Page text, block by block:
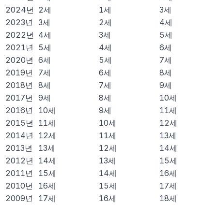
2024년 2세 1세 3세
2023년 3세 2세 4세
2022 년 4세 3세 5세
2021년 5세 4세 6세
2020년 6세 5세 7세
2019년 7세 6세 8세
2018년 8세 7세 9세
2017년 9세 8세 10세
2016년 10세 9세 11세
2015 년 11세 10세 12세
2014년 12세 11세 13세
2013년 13세 12세 14세
2012 년 14세 13세 15세
2011년 15세 14세 16세
2010년 16세 15세 17세
2009년 17세 16세 18세